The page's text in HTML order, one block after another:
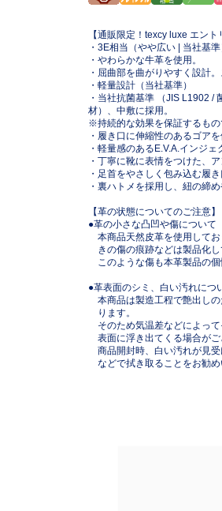
【通販限定！texcy luxe エント
・3E相当（やや広い | 当社基準
・やわらかな牛革を使用。
・屈曲部を曲がりやすく設計
・軽量設計（当社基準）
・当社抗菌基準 （JIS L1902 /
材）、中敷に採用。
※持続的な効果を保証するもの
・履き口に伸縮性のあるゴア
・軽量感のあるE.V.A.インジ
・丁寧に靴に表情をつけた、
・足首をやさしく包み込む履
・裏ハトメを採用し、紐の締め
【革の状態についてのご注意】
●革の小さな凸凹や傷について
本商品天然皮革を使用して
きの傷の痕跡などは製品化
このような傷も本革製品の
●革表面のシミ、白い汚れにつ
本商品は製造工程で艶出し
ります。
そのため気温差などによっ
表面に浮き出てくる場合がご
商品開封時、白い汚れが見
などで拭き取ることをお勧め